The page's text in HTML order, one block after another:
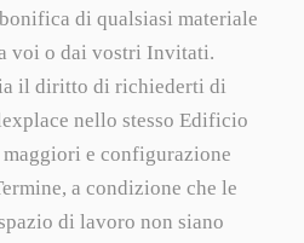
di qualsiasi materiale
voi o dai vostri Invitati.
il diritto di richiederti di
nello stesso Edificio
e configurazione
a condizione che le
di lavoro non siano